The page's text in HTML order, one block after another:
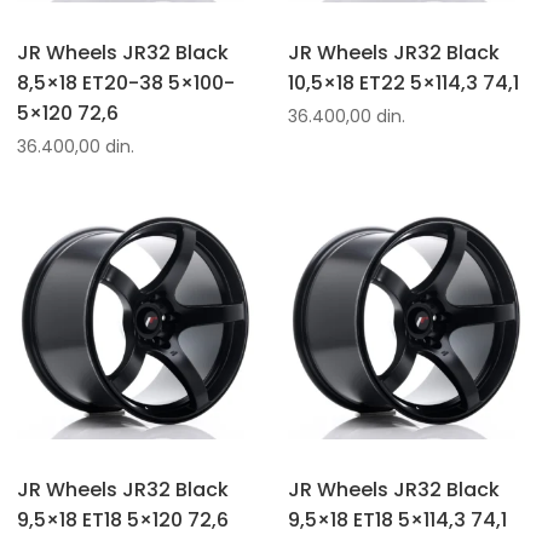
JR Wheels JR32 Black
8,5×18 ET20-38 5×100-
5×120 72,6
36.400,00 din.
JR Wheels JR32 Black
10,5×18 ET22 5×114,3 74,1
36.400,00 din.
JR Wheels JR32 Black
9,5×18 ET18 5×120 72,6
JR Wheels JR32 Black
9,5×18 ET18 5×114,3 74,1